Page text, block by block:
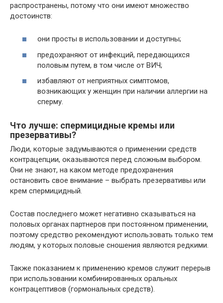
распространены, потому что они имеют множество
достоинств:
они просты в использовании и доступны;
предохраняют от инфекций, передающихся
половым путем, в том числе от ВИЧ;
избавляют от неприятных симптомов,
возникающих у женщин при наличии аллергии на
сперму.
Что лучше: спермицидные кремы или
презервативы?
Люди, которые задумываются о применении средств
контрацепции, оказываются перед сложным выбором.
Они не знают, на каком методе предохранения
остановить свое внимание – выбрать презервативы или
крем спермицидный.
Состав последнего может негативно сказываться на
половых органах партнеров при постоянном применении,
поэтому средство рекомендуют использовать только тем
людям, у которых половые сношения являются редкими.
Также показанием к применению кремов служит перерыв
при использовании комбинированных оральных
контрацептивов (гормональных средств).